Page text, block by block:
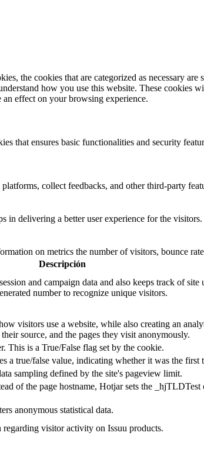
the cookies that are categorized as necessary are
how you use this website. These cookies
effect on your browsing experience.
that ensures basic functionalities and security
collect feedbacks, and other third-party
in delivering a better user experience for the visitors.
on metrics the number of visitors, bounce
Descripción
and campaign data and also keeps track of site
number to recognize unique visitors.
visitors use a website, while also creating an
source, and the pages they visit anonymously.
This is a True/False flag set by the cookie.
a true/false value, indicating whether it was the first
sampling defined by the site's pageview limit.
of the page hostname, Hotjar sets the
anonymous statistical data.
visitor activity on Issuu products.